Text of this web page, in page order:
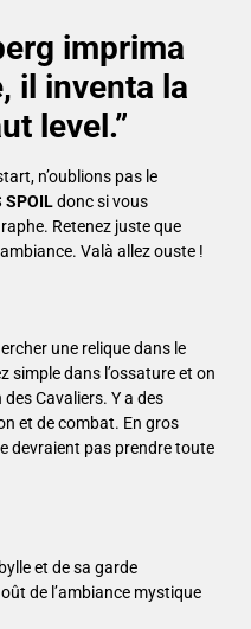
imprima
il inventa la
level.”
n’oublions pas le
SPOILdonc si vous
Retenez juste que
Valà allez ouste !
une relique dans le
simple dans l’ossature et on
Cavaliers. Y a des
et de combat. En gros
devraient pas prendre toute
et de sa garde
de l’ambiance mystique